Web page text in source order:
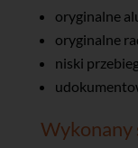
oryginalne
oryginalne
niski
Wykonany